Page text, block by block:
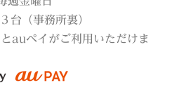
３台（事務所裏）
auペイがご利用いただけま